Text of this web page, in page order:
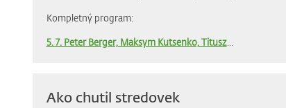
Kompletný program:
5. 7. Peter Berger, Maksym Kutsenko, Titusz...
Ako chutil stredovek